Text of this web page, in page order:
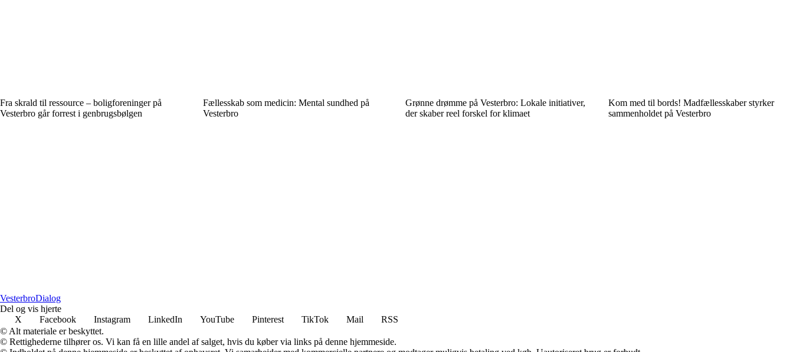
Fra skrald til ressource – boligforeninger på
Vesterbro går forrest i genbrugsbølgen
Fællesskab som medicin: Mental sundhed på
Vesterbro
Grønne drømme på Vesterbro: Lokale initiativer,
der skaber reel forskel for klimaet
Kom med til bords! Madfællesskaber styrker
sammenholdet på Vesterbro
VesterbroDialog
Del og vis hjerte
X
Facebook Instagram LinkedIn YouTube Pinterest TikTok Mail
RSS
© Alt materiale er beskyttet.
© Rettighederne tilhører os. Vi kan få en lille andel af salget, hvis du køber via links på denne hjemmeside.